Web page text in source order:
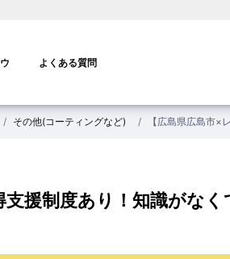
よくある質問
その他(コーティングなど) 【広島県広島市×
援制度あり！知識がなく